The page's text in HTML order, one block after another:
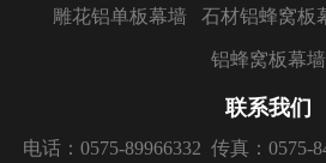
雕花铝单板幕墙 石材铝蜂窝板
铝蜂窝板幕墙
联系我们
电话：0575-89966332 传真：0575-